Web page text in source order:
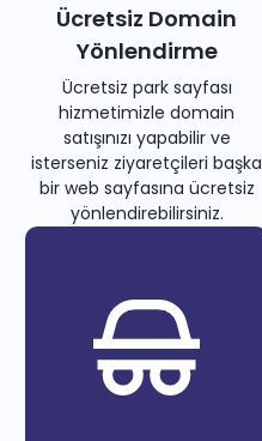
Ücretsiz Domain
Yönlendirme
Ücretsiz park sayfası
hizmetimizle domain
satışınızı yapabilir ve
isterseniz ziyaretçileri başka
bir web sayfasına ücretsiz
yönlendirebilirsiniz.